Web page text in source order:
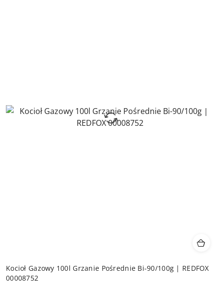
Kocioł Gazowy 100l Grzanie Pośrednie Bi-90/100g | REDFOX
00008752